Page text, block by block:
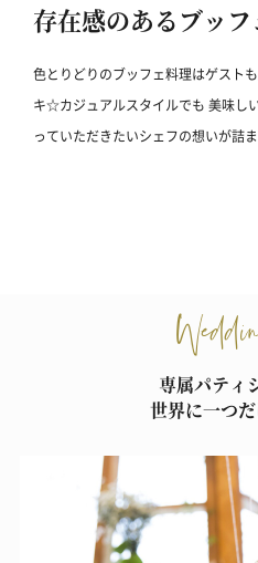
存在感のあるブッ
色とりどりのブッフェ料理はゲスト
キ☆カジュアルスタイルでも 美味し
っていただきたいシェフの想いが詰ま
専属パティ
世界に一つ